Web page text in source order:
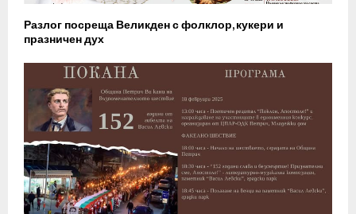
Разлог посреща Великден с фолклор, кукери и
празничен дух